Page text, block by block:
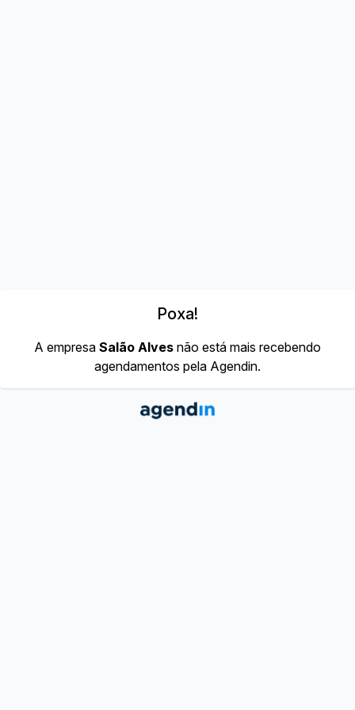
Poxa!
A empresa Salão Alves não está mais recebendo
agendamentos pela Agendin.